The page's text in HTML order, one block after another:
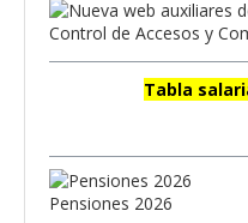
Tabla
Pensiones 2026